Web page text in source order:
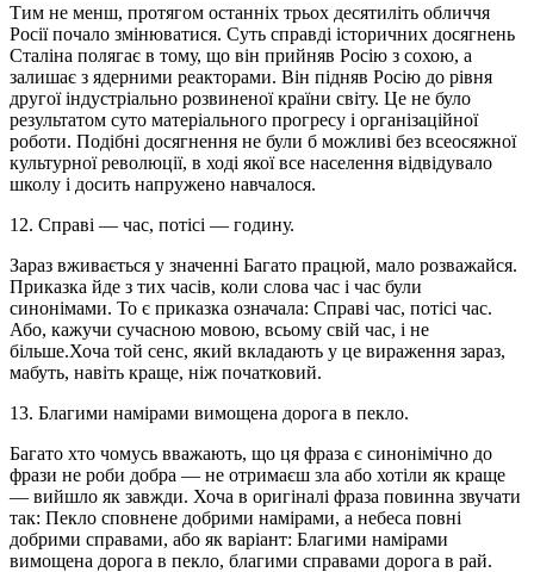
Тим не менш, протягом останніх трьох десятиліть обличчя
Росії почало змінюватися. Суть справді історичних досягнень
Сталіна полягає в тому, що він прийняв Росію з сохою, а
залишає з ядерними реакторами. Він підняв Росію до рівня
другої індустріально розвиненої країни світу. Це не було
результатом суто матеріального прогресу і організаційної
роботи. Подібні досягнення не були б можливі без всеосяжної
культурної революції, в ході якої все населення відвідувало
школу і досить напружено навчалося.
12. Справі — час, потісі — годину.
Зараз вживається у значенні Багато працюй, мало розважайся.
Приказка йде з тих часів, коли слова час і час були
синонімами. То є приказка означала: Справі час, потісі час.
Або, кажучи сучасною мовою, всьому свій час, і не
більше.Хоча той сенс, який вкладають у це вираження зараз,
мабуть, навіть краще, ніж початковий.
13. Благими намірами вимощена дорога в пекло.
Багато хто чомусь вважають, що ця фраза є синонімічно до
фрази не роби добра — не отримаєш зла або хотіли як краще
— вийшло як завжди. Хоча в оригіналі фраза повинна звучати
так: Пекло сповнене добрими намірами, а небеса повні
добрими справами, або як варіант: Благими намірами
вимощена дорога в пекло, благими справами дорога в рай.